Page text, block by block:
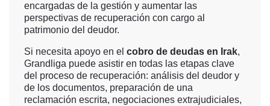
encargadas de la gestión y aumentar las
perspectivas de recuperación con cargo al
patrimonio del deudor.
Si necesita apoyo en el cobro de deudas en Irak,
Grandliga puede asistir en todas las etapas clave
del proceso de recuperación: análisis del deudor y
de los documentos, preparación de una
reclamación escrita, negociaciones extrajudiciales,